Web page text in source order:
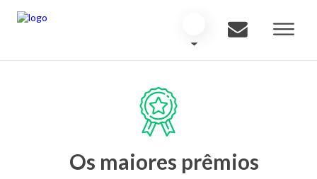
Os maiores prêmios